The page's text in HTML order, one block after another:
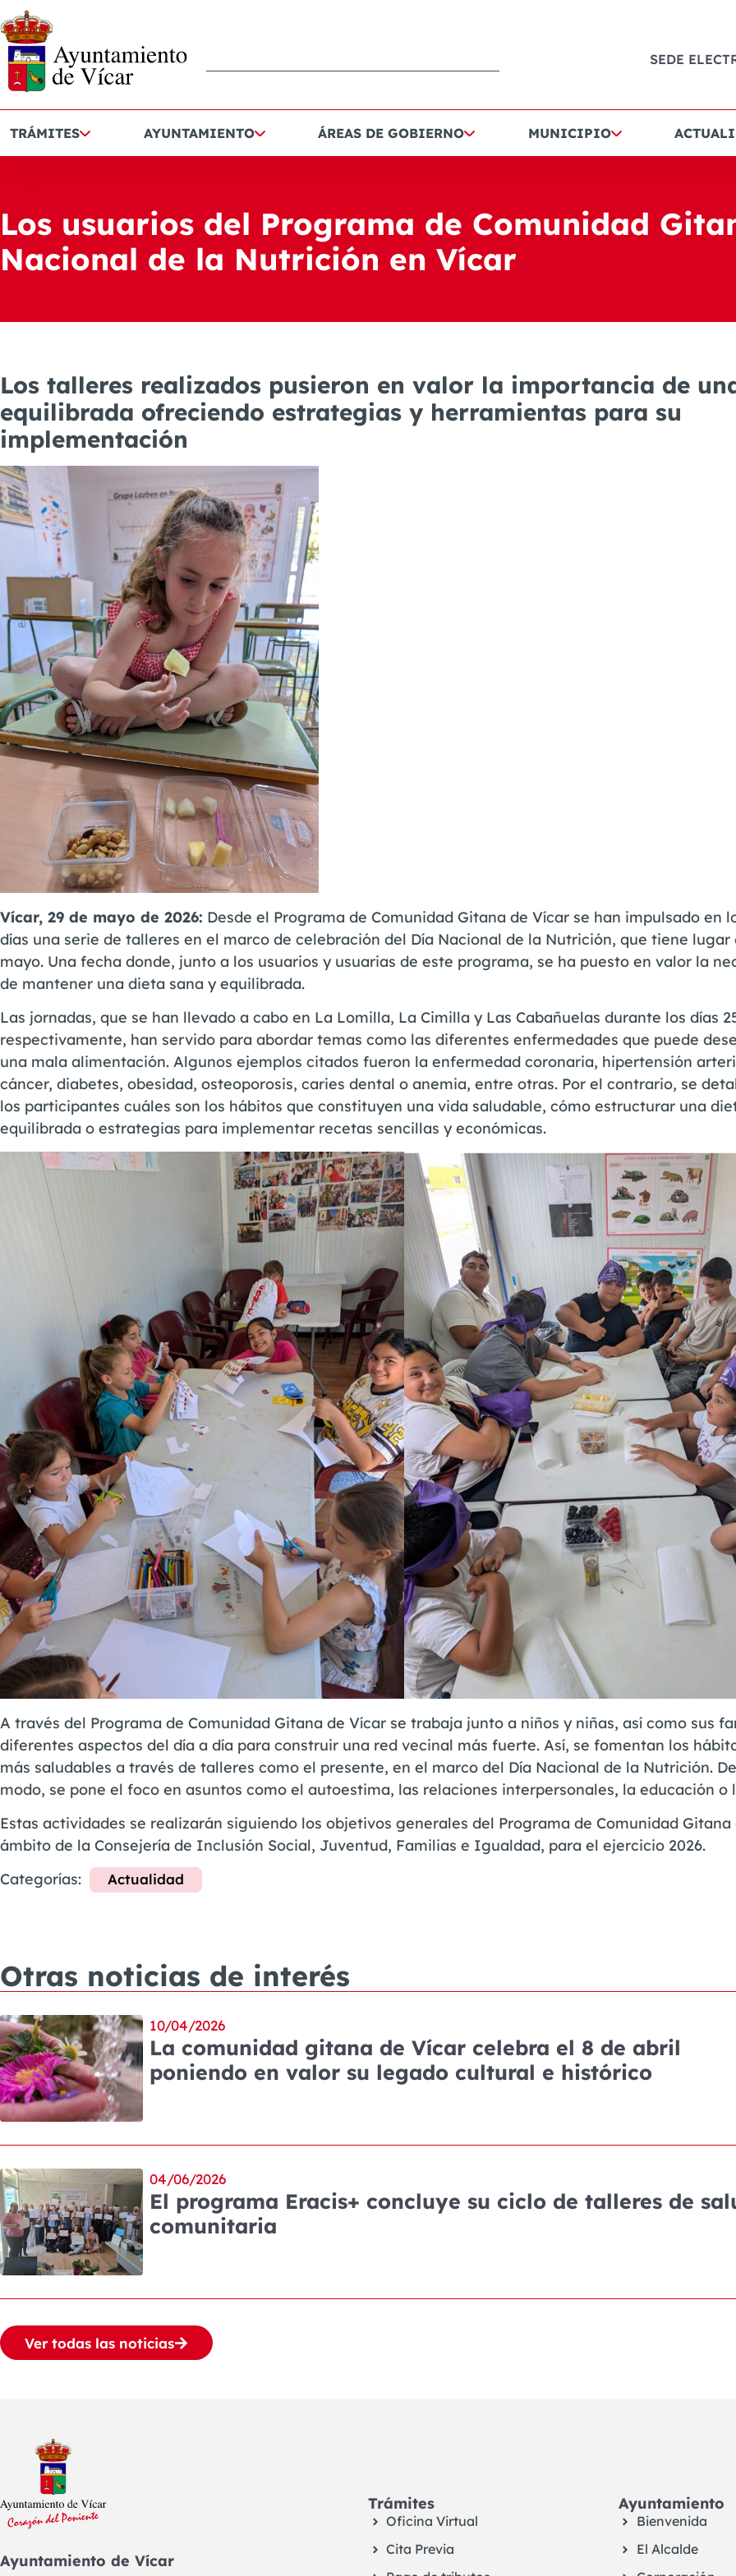
SEDE
TRÁMITES AYUNTAMIENTO ÁREAS DE GOBIERNO MUNICIPIO
Los usuarios del Programa de Comunidad
Nacional de la Nutrición en Vícar
Los talleres realizados pusieron en valor la importancia de
equilibrada ofreciendo estrategias y herramientas para su
implementación
Vícar, 29 de mayo de 2026: Desde el Programa de Comunidad Gitana de Vícar se han impulsado en
días una serie de talleres en el marco de celebración del Día Nacional de la Nutrición, que tiene lugar
mayo. Una fecha donde, junto a los usuarios y usuarias de este programa, se ha puesto en valor la
de mantener una dieta sana y equilibrada.
Las jornadas, que se han llevado a cabo en La Lomilla, La Cimilla y Las Cabañuelas durante los días
respectivamente, han servido para abordar temas como las diferentes enfermedades que puede
una mala alimentación. Algunos ejemplos citados fueron la enfermedad coronaria, hipertensión
cáncer, diabetes, obesidad, osteoporosis, caries dental o anemia, entre otras. Por el contrario, se
los participantes cuáles son los hábitos que constituyen una vida saludable, cómo estructurar una
equilibrada o estrategias para implementar recetas sencillas y económicas.
A través del Programa de Comunidad Gitana de Vícar se trabaja junto a niños y niñas, así como sus
diferentes aspectos del día a día para construir una red vecinal más fuerte. Así, se fomentan los
más saludables a través de talleres como el presente, en el marco del Día Nacional de la Nutrición.
modo, se pone el foco en asuntos como el autoestima, las relaciones interpersonales, la educación o
Estas actividades se realizarán siguiendo los objetivos generales del Programa de Comunidad Gitana
ámbito de la Consejería de Inclusión Social, Juventud, Familias e Igualdad, para el ejercicio 2026.
Categorías:
Actualidad
Otras noticias de interés
10/04/2026
La comunidad gitana de Vícar celebra el 8 de abril
poniendo en valor su legado cultural e histórico
04/06/2026
El programa Eracis+ concluye su ciclo de talleres de
comunitaria
Ver todas las noticias
Ayuntamiento de Vícar
Trámites
Oficina Virtual
Cita Previa
Ayuntamiento
Bienvenida
El Alcalde